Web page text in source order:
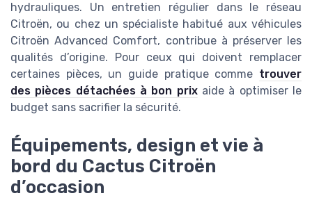
hydrauliques. Un entretien régulier dans le réseau
Citroën, ou chez un spécialiste habitué aux véhicules
Citroën Advanced Comfort, contribue à préserver les
qualités d’origine. Pour ceux qui doivent remplacer
certaines pièces, un guide pratique comme trouver
des pièces détachées à bon prixaide à optimiser le
budget sans sacrifier la sécurité.
Équipements, design et vie à
bord du Cactus Citroën
d’occasion